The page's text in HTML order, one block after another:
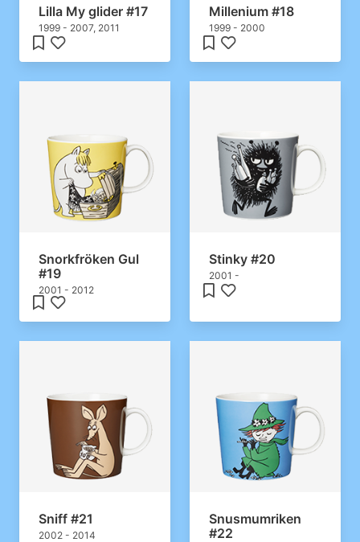
Lilla My glider #17
1999 - 2007, 2011
Millenium #18
1999 - 2000
Snorkfröken Gul
#19
2001 - 2012
Stinky #20
2001 -
Sniff #21
2002 - 2014
Snusmumriken
#22